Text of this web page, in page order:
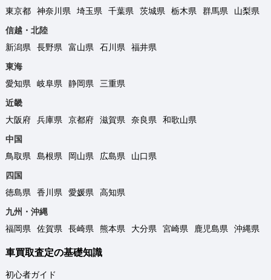
東京都
神奈川県 埼玉県 千葉県 茨城県 栃木県 群馬県
山梨県
信越・北陸
新潟県
長野県 富山県 石川県
福井県
東海
愛知県
岐阜県 静岡県
三重県
近畿
大阪府
兵庫県 京都府 滋賀県 奈良県
和歌山県
中国
鳥取県
島根県 岡山県 広島県
山口県
四国
徳島県
香川県 愛媛県
高知県
九州・沖縄
福岡県
佐賀県 長崎県 熊本県 大分県 宮崎県 鹿児島県 沖縄県
車買取査定の基礎知識
初心者ガイド